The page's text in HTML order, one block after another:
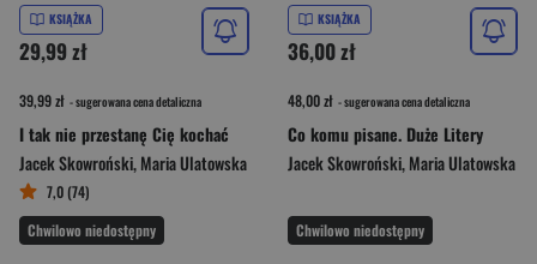
KSIĄŻKA
29,99 zł
39,99 zł - sugerowana cena detaliczna
I tak nie przestanę Cię kochać
Jacek Skowroński,Maria Ulatowska
7,0 (74)
Chwilowo niedostępny
KSIĄŻKA
36,00 zł
48,00 zł - sugerowana cena detaliczna
Co komu pisane. Duże Litery
Jacek Skowroński,Maria Ulatowska
Chwilowo niedostępny